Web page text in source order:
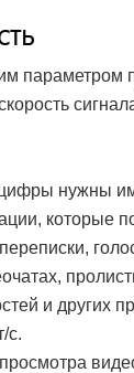
параметром
нужны
которые
и других
c.